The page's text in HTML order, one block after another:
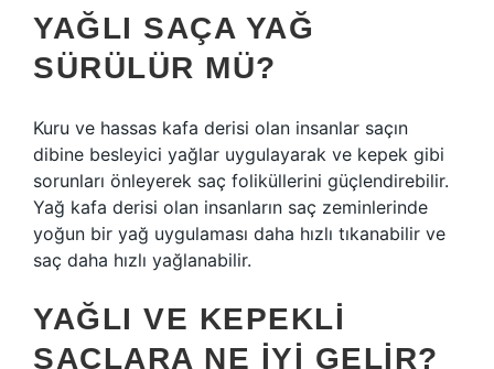
YAĞLI SAÇA YAĞ
SÜRÜLÜR MÜ?
Kuru ve hassas kafa derisi olan insanlar saçın
dibine besleyici yağlar uygulayarak ve kepek gibi
sorunları önleyerek saç foliküllerini güçlendirebilir.
Yağ kafa derisi olan insanların saç zeminlerinde
yoğun bir yağ uygulaması daha hızlı tıkanabilir ve
saç daha hızlı yağlanabilir.
YAĞLI VE KEPEKLI
SAÇLARA NE IYI GELIR?